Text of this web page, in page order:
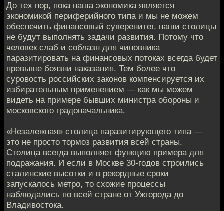
До тех пор, пока наша экономика является
экономикой периферийного типа и мы не можем
обеспечить финансовый суверенитет, наши столицы
не будут выполнять задачи развития. Потому что
человек слаб и соблазн для чиновника
паразитировать на финансовых потоках всегда будет
превыше боязни наказания. Тем более что
суровость российских законов компенсируется их
избирательным применением — как мы можем
видеть на примере бывших министра обороны и
московского градоначальника.
«Незалежная» столица паразитирующего типа —
это не просто тормоз развития всей страны.
Столица всегда выполняет функцию примера для
подражания. И если в Москве 30-годов строились
сталинские высотки и в рекордные сроки
запускалось метро, то схожие процессы
наблюдались по всей стране от Ужгорода до
Владивостока.